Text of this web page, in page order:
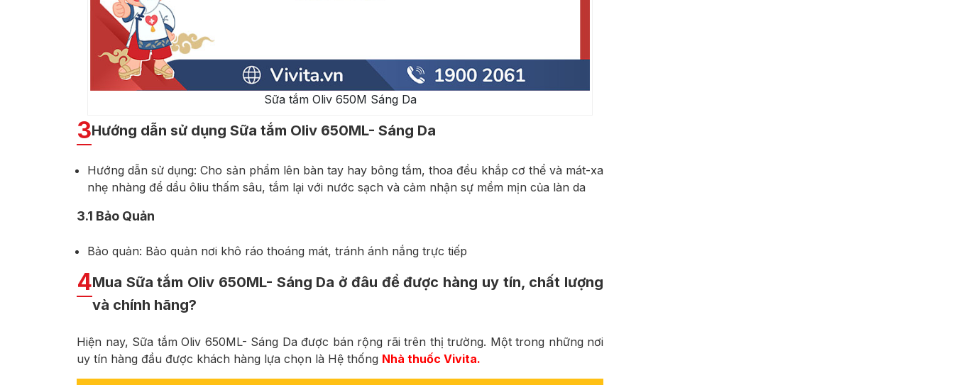
Sữa tắm Oliv 650M Sáng Da
3Hướng dẫn sử dụng Sữa tắm Oliv 650ML- Sáng Da
Hướng dẫn sử dụng: Cho sản phẩm lên bàn tay hay bông tắm, thoa đều khắp cơ thể và mát-xa
nhẹ nhàng để dầu ôliu thấm sâu, tắm lại với nước sạch và cảm nhận sự mềm mịn của làn da
3.1 Bảo Quản
Bảo quản: Bảo quản nơi khô ráo thoáng mát, tránh ánh nắng trực tiếp
4Mua Sữa tắm Oliv 650ML- Sáng Da ở đâu để được hàng uy tín, chất lượng
và chính hãng?
Hiện nay, Sữa tắm Oliv 650ML- Sáng Da được bán rộng rãi trên thị trường. Một trong những nơi
uy tín hàng đầu được khách hàng lựa chọn là Hệ thống Nhà thuốc Vivita.